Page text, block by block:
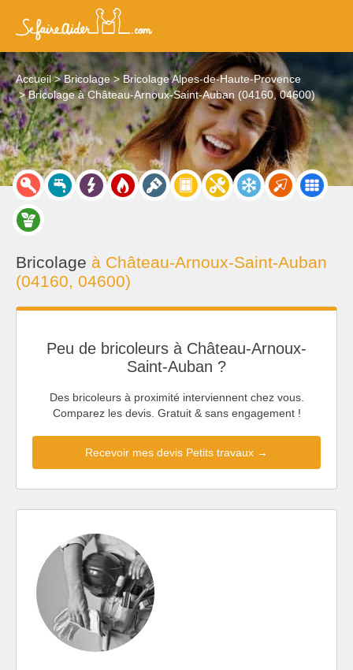
Accueil Bricolage
Bricolage Alpes-de-Haute-Provence
Bricolage à Château-Arnoux-Saint-Auban (04160, 04600)
Bricolage à Château-Arnoux-Saint-Auban
(04160, 04600)
Peu de bricoleurs à Château-Arnoux-
Saint-Auban ?
Des bricoleurs à proximité interviennent chez vous.
Comparez les devis. Gratuit & sans engagement !
Recevoir mes devis Petits travaux →